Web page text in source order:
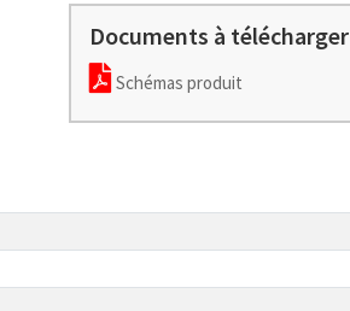
Documents à télécharger
Schémas produit